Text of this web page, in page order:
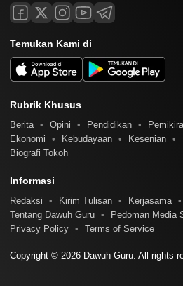
Temukan Kami di
Rubrik Khusus
Berita Opini Pendidikan
Ekonomi
Kebudayaan Kesenian
Biografi Tokoh
Informasi
Redaksi Kirim Tulisan Kerjasama
Tentang Dawuh Guru
Pedoman Media
Privacy Policy
Terms of Service
Copyright © 2026 Dawuh Guru. All rights